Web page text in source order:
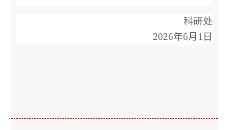
科研处
2026年6月1日